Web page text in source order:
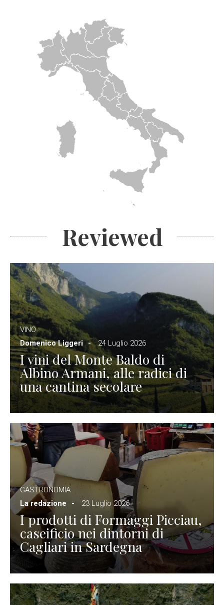
Reviewed
VINO
Domenico Liggeri
24 Luglio 2026
I vini del Monte Baldo di
Albino Armani, alle radici di
una cantina secolare
GASTRONOMIA
La redazione
23 Luglio 2026
I prodotti di Formaggi Picciau,
caseificio nei dintorni di
Cagliari in Sardegna